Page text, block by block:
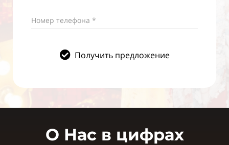
Номер телефона *
Получить предложение
О Нас в цифрах